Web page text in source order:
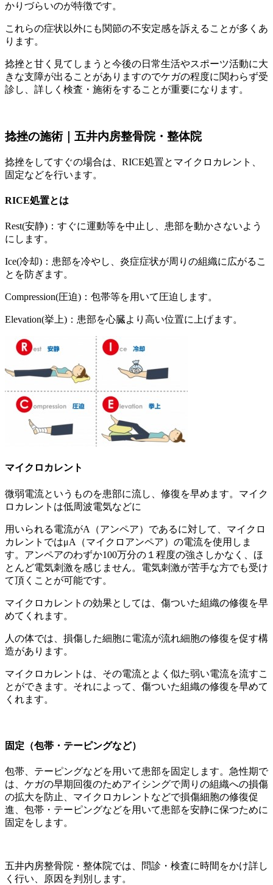
かりづらいのが特徴です。
これらの症状以外にも関節の不安定感を訴えることが多くあ
ります。
捻挫と甘く見てしまうと今後の日常生活やスポーツ活動に大
きな支障が出ることがありますのでケガの程度に関わらず受
診し、詳しく検査・施術をすることが重要になります。
捻挫の施術｜五井内房整骨院・整体院
捻挫をしてすぐの場合は、RICE処置とマイクロカレント、
固定などを行います。
RICE処置とは
Rest(安静)：すぐに運動等を中止し、患部を動かさないよう
にします。
Ice(冷却)：患部を冷やし、炎症症状が周りの組織に広がるこ
とを防ぎます。
Compression(圧迫)：包帯等を用いて圧迫します。
Elevation(挙上)：患部を心臓より高い位置に上げます。
マイクロカレント
微弱電流というものを患部に流し、修復を早めます。マイク
ロカレントは低周波電気などに
用いられる電流がA（アンペア）であるに対して、マイクロ
カレントではμA（マイクロアンペア）の電流を使用しま
す。アンペアのわずか100万分の１程度の強さしかなく、ほ
とんど電気刺激を感じません。電気刺激が苦手な方でも受け
て頂くことが可能です。
マイクロカレントの効果としては、傷ついた組織の修復を早
めてくれます。
人の体では、損傷した細胞に電流が流れ細胞の修復を促す構
造があります。
マイクロカレントは、その電流とよく似た弱い電流を流すこ
とができます。それによって、傷ついた組織の修復を早めて
くれます。
固定（包帯・テーピングなど）
包帯、テーピングなどを用いて患部を固定します。急性期で
は、ケガの早期回復のためアイシングで周りの組織への損傷
の拡大を防止、マイクロカレントなどで損傷細胞の修復促
進、包帯・テーピングなどを用いて患部を安静に保つために
固定をします。
五井内房整骨院・整体院では、問診・検査に時間をかけ詳し
く行い、原因を判別します。